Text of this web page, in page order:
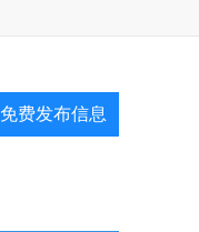
免费发布信息